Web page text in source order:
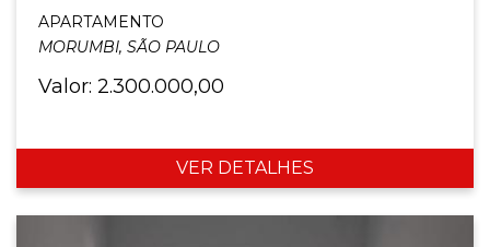
APARTAMENTO
MORUMBI, SÃO PAULO
Valor: 2.300.000,00
VER DETALHES